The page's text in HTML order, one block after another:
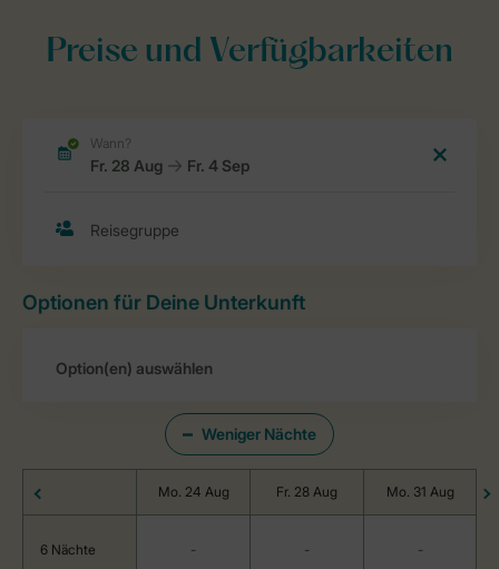
Preise und Verfügbarkeiten
Optionen für Deine Unterkunft
Weniger Nächte
Mo. 24 Aug Fr. 28 Aug Mo. 31 Aug
6 Nächte - - -